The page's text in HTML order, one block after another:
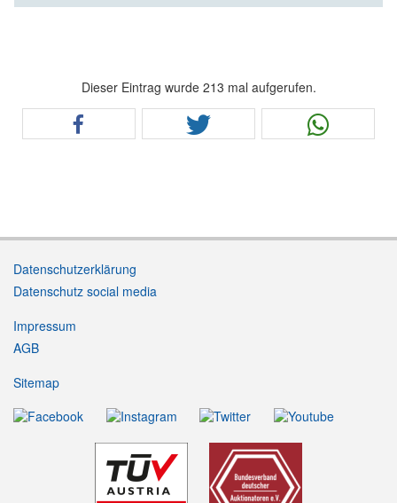
Dieser Eintrag wurde 213 mal aufgerufen.
Datenschutzerklärung
Datenschutz social media
Impressum
AGB
Sitemap